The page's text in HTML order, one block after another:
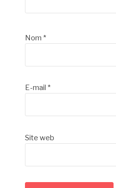
Nom *
E-mail *
Site web